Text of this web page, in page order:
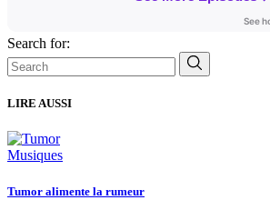
Search for:
LIRE AUSSI
Musiques
Tumor alimente la rumeur